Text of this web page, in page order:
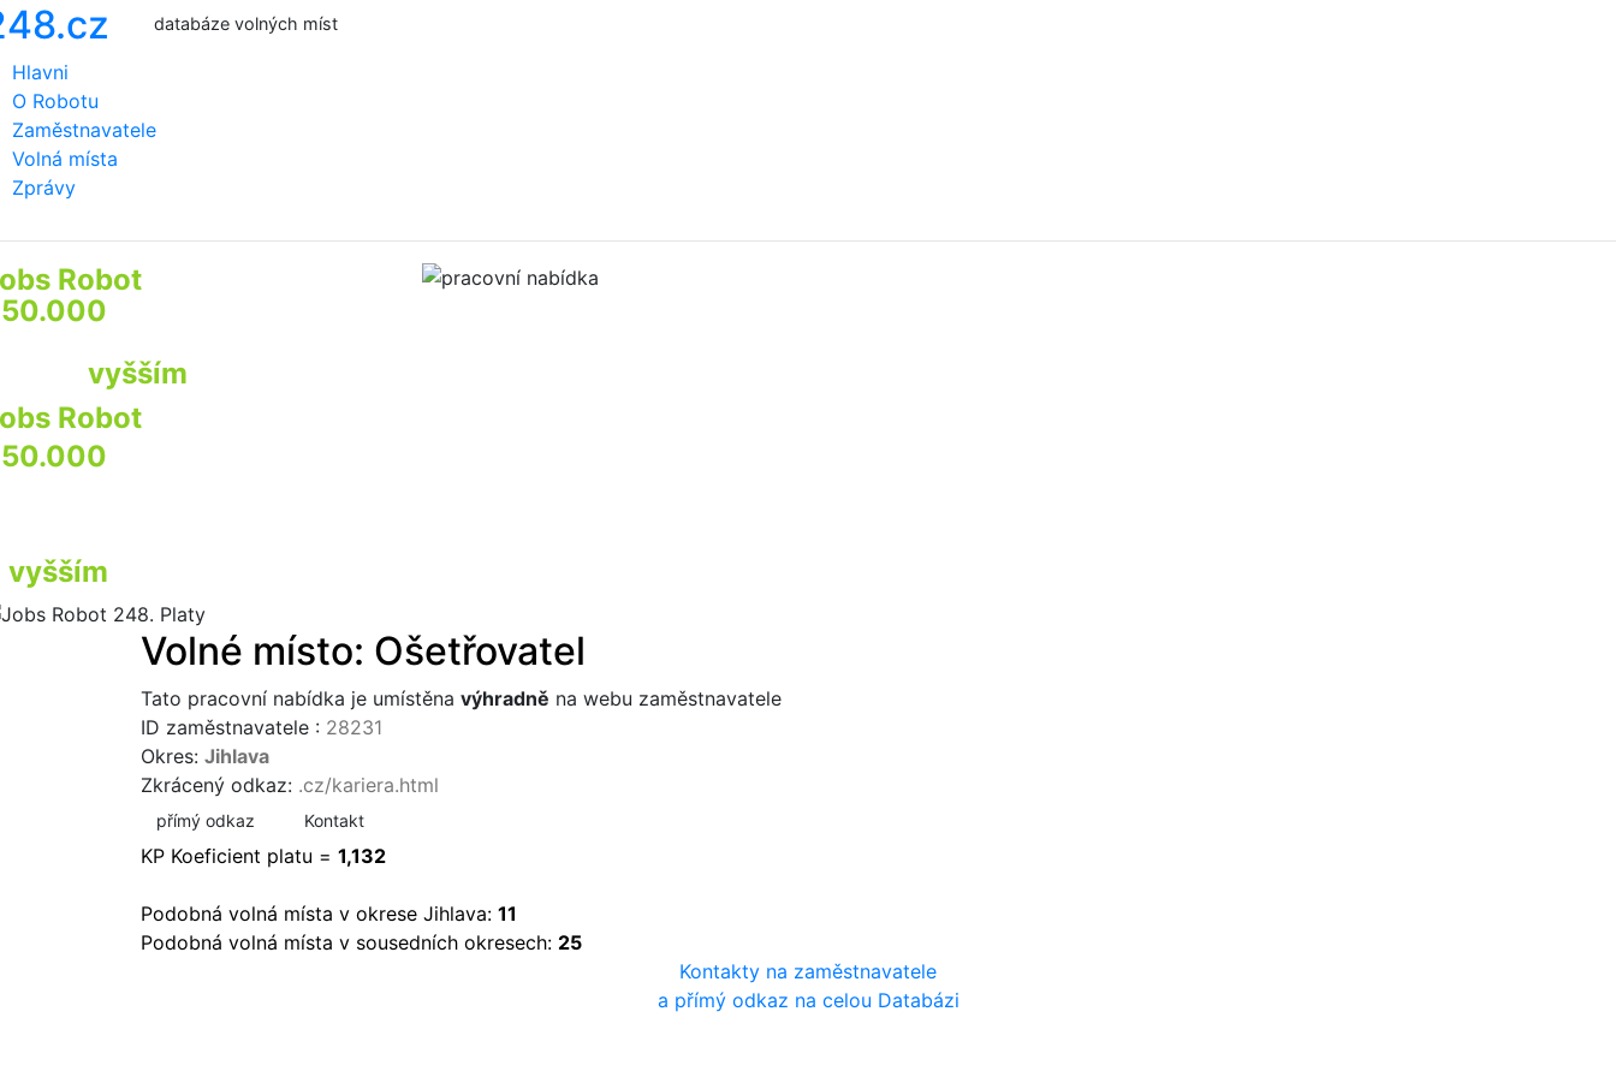
Hlavni
O Robotu
Zaměstnavatele
Volná místa
Zprávy
databáze volných míst
Robot
vyšším
Robot
vyšším
Volné místo: Ošetřovatel
Tato pracovní nabídka je umístěna výhradně na webu zaměstnavatele
ID zaměstnavatele : 28231
Okres: Jihlava
Zkrácený odkaz: .cz/kariera.html
přímý odkaz Kontakt
KP Koeficient platu = 1,132
Podobná volná místa v okrese Jihlava: 11
Podobná volná místa v sousedních okresech: 25
Kontakty na zaměstnavatele
a přímý odkaz na celou Databázi